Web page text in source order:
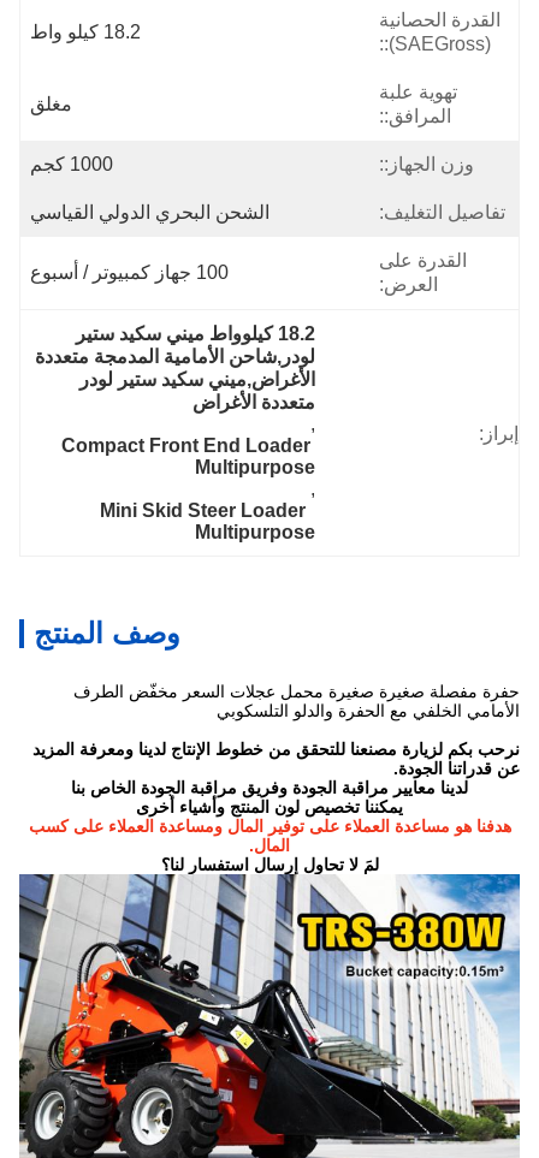
القدرة الحصانية
18.2 كيلو واط
تهوية علبة
المرافق::
مغلق
وزن الجهاز:: 1000 كجم
تفاصيل التغليف: الشحن البحري الدولي القياسي
القدرة على
العرض:
100 جهاز كمبيوتر / أسبوع
إبراز:
18.2 كيلوواط ميني سكيد ستير
لودر,شاحن الأمامية المدمجة متعددة
الأغراض,ميني سكيد ستير لودر
متعددة الأغراض
,
Compact Front End Loader
Multipurpose
,
Mini Skid Steer Loader
Multipurpose
وصف المنتج
حفرة مفصلة صغيرة صغيرة محمل عجلات السعر مخفّض الطرف
الأمامي الخلفي مع الحفرة والدلو التلسكوبي
نرحب بكم لزيارة مصنعنا للتحقق من خطوط الإنتاج لدينا ومعرفة المزيد
عن قدراتنا الجودة.
لدينا معايير مراقبة الجودة وفريق مراقبة الجودة الخاص بنا
يمكننا تخصيص لون المنتج وأشياء أخرى
هدفنا هو مساعدة العملاء على توفير المال ومساعدة العملاء على كسب
المال.
لمَ لا تحاول إرسال استفسار لنا؟